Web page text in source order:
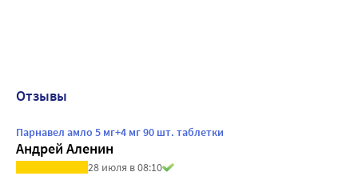
Отзывы
Парнавел амло 5 мг+4 мг 90 шт. таблетки
Андрей Аленин
28 июля в 08:10